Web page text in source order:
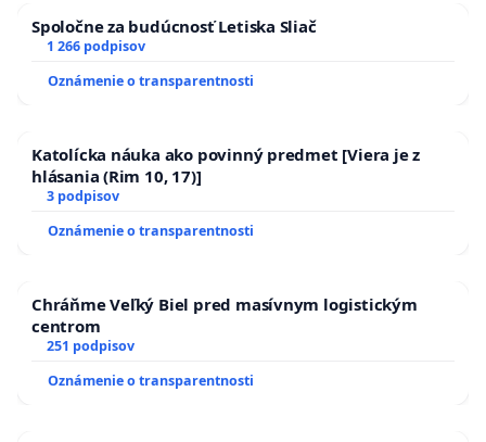
Spoločne za budúcnosť Letiska Sliač
1 266 podpisov
Oznámenie o transparentnosti
Katolícka náuka ako povinný predmet [Viera je z
hlásania (Rim 10, 17)]
3 podpisov
Oznámenie o transparentnosti
Chráňme Veľký Biel pred masívnym logistickým
centrom
251 podpisov
Oznámenie o transparentnosti